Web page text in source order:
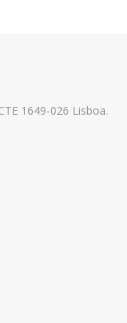
1649-026 Lisboa.